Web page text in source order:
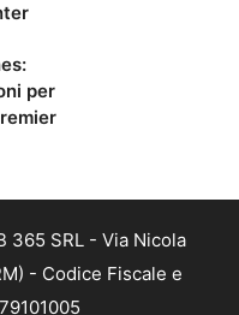
per
365 SRL - Via Nicola
- Codice Fiscale e